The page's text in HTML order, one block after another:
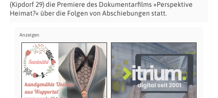
(Kipdorf 29) die Premiere des Dokumentarfilms »Perspektive
Heimat?« über die Folgen von Abschiebungen statt.